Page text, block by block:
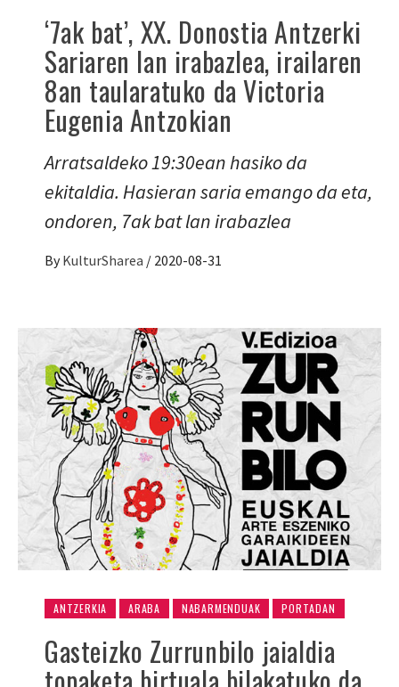
‘7ak bat’, XX. Donostia Antzerki
Sariaren lan irabazlea, irailaren
8an taularatuko da Victoria
Eugenia Antzokian
Arratsaldeko 19:30ean hasiko da
ekitaldia. Hasieran saria emango da eta,
ondoren, 7ak bat lan irabazlea
By KulturSharea / 2020-08-31
ANTZERKIA ARABA NABARMENDUAK PORTADAN
Gasteizko Zurrunbilo jaialdia